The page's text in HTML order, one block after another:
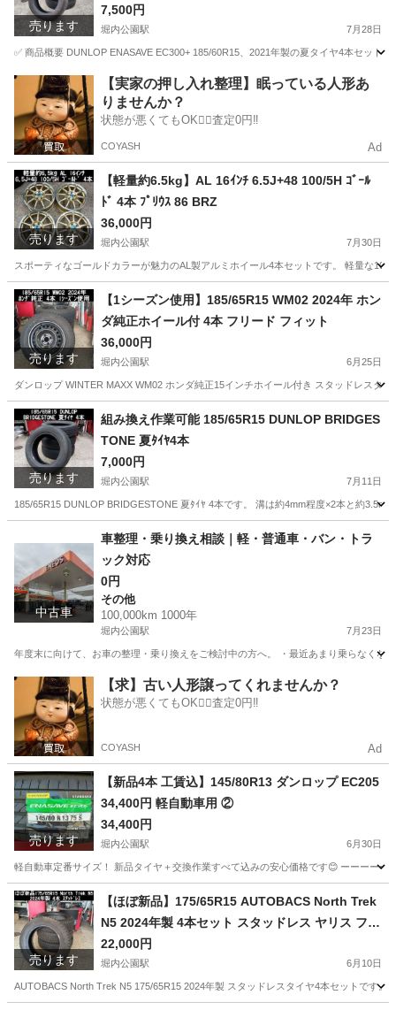
売ります
7,500円
堀内公園駅 7月28日
✅ 商品概要 DUNLOP ENASAVE EC300+ 185/60R15、2021年製の夏タイヤ4本セッ
愛知 安城市 堀内公園駅 タイヤ、ホイール タイヤ
【実家の押し入れ整理】眠っている人形あ
りませんか？
状態が悪くてもOK🙆‍♀️査定0円‼️
COYASH Ad
売ります
【軽量約6.5kg】AL 16ｲﾝﾁ 6.5J+48 100/5H ｺﾞｰﾙ
ﾄﾞ 4本 ﾌﾟﾘｳｽ 86 BRZ
36,000円
堀内公園駅 7月30日
スポーティなゴールドカラーが魅力のAL製アルミホイール4本セットです。 軽量な
愛知 安城市 堀内公園駅 タイヤ、ホイール
売ります
【1シーズン使用】185/65R15 WM02 2024年 ホン
ダ純正ホイール付 4本 フリード フィット
36,000円
堀内公園駅 6月25日
ダンロップ WINTER MAXX WM02 ホンダ純正15インチホイール付き スタッドレスタ
愛知 安城市 堀内公園駅 タイヤ、ホイール
売ります
組み換え作業可能 185/65R15 DUNLOP BRIDGES
TONE 夏ﾀｲﾔ4本
7,000円
堀内公園駅 7月11日
185/65R15 DUNLOP BRIDGESTONE 夏ﾀｲﾔ 4本です。 溝は約4mm程度×2本と約
堀内公園駅 タイヤ、ホイール タイヤ
中古車
車整理・乗り換え相談｜軽・普通車・バン・トラ
ック対応
0円
その他
100,000km 1000年
堀内公園駅 7月23日
年度末に向けて、お車の整理・乗り換えをご検討中の方へ。 ・最近あまり乗らなく
愛知 安城市 堀内公園駅 その他 車両
【求】古い人形譲ってくれませんか？
状態が悪くてもOK🙆‍♀️査定0円‼️
COYASH Ad
売ります
【新品4本 工賃込】145/80R13 ダンロップ EC205
34,400円 軽自動車用 ②
34,400円
堀内公園駅 6月30日
軽自動車定番サイズ！ 新品タイヤ＋交換作業すべて込みの安心価格です😊 ーーーー
愛知 安城市 堀内公園駅
売ります
【ほぼ新品】175/65R15 AUTOBACS North Trek
N5 2024年製 4本セット スタッドレス ヤリス フィ
ット アクア
22,000円
堀内公園駅 6月10日
AUTOBACS North Trek N5 175/65R15 2024年製 スタッドレスタイヤ4本セットです